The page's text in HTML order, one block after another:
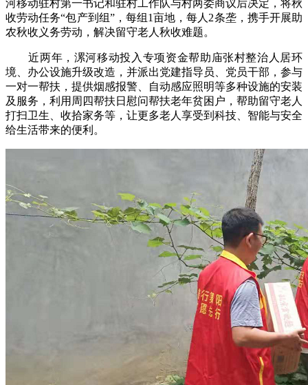
河移动驻村第一书记和驻村工作队与村两委商议后决定，将秋
收劳动任务“包产到组”，每组1亩地，每人2条垄，携手开展助
农秋收义务劳动，解决留守老人秋收难题。
近两年，漯河移动投入专项资金帮助庙张村整治人居环
境、办公设施升级改造，并派出党建指导员、党员干部，参与
一对一帮扶，提供烟感报警、自动感应照明等多种设施的安装
及服务，利用周四帮扶日慰问帮扶老年贫困户，帮助留守老人
打扫卫生、收拾家务等，让更多老人享受到科技、智能与安全
给生活带来的便利。